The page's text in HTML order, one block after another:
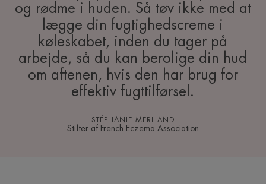
og rødme i huden. Så tøv ikke med at
lægge din fugtighedscreme i
køleskabet, inden du tager på
arbejde, så du kan berolige din hud
om aftenen, hvis den har brug for
effektiv fugttilførsel.
STÉPHANIE MERHAND
Stifter af French Eczema Association